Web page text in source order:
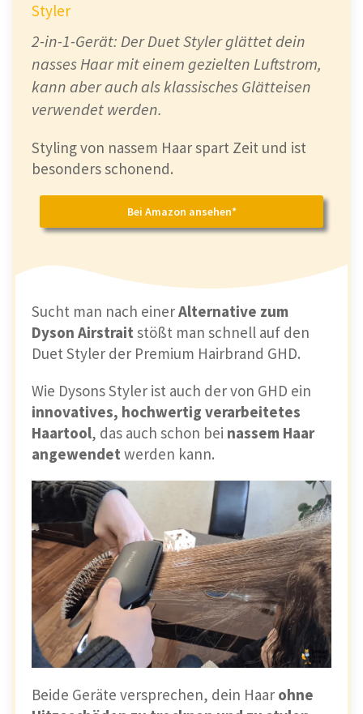
Styler
2-in-1-Gerät: Der Duet Styler glättet dein
nasses Haar mit einem gezielten Luftstrom,
kann aber auch als klassisches Glätteisen
verwendet werden.
Styling von nassem Haar spart Zeit und ist
besonders schonend.
Bei Amazon ansehen*
Sucht man nach einerAlternative zum
Dyson Airstrait stößt man schnell auf den
Duet Styler der Premium Hairbrand GHD.
Wie Dysons Styler ist auch der von GHD ein
innovatives, hochwertig verarbeitetes
Haartool, das auch schon bei nassem Haar
angewendet werden kann.
Beide Geräte versprechen, dein Haar ohne